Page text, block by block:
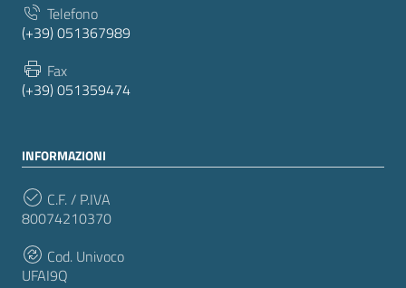
Telefono
(+39) 051367989
Fax
(+39) 051359474
INFORMAZIONI
C.F. / P.IVA
80074210370
Cod. Univoco
UFAI9Q